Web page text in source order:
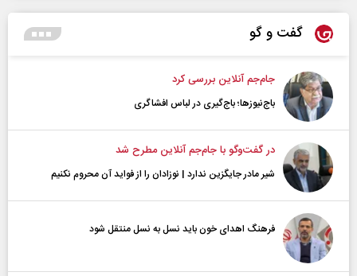
گفت و گو
جام‌جم آنلاین بررسی کرد
باج‌نیوزها؛ باج‌گیری در لباس افشاگری
در گفت‌و‌گو با جام‌جم آنلاین مطرح شد
شیر مادر جایگزین ندارد | نوزادان را از فواید آن محروم نکنیم
فرهنگ اهدای خون باید نسل به نسل منتقل شود